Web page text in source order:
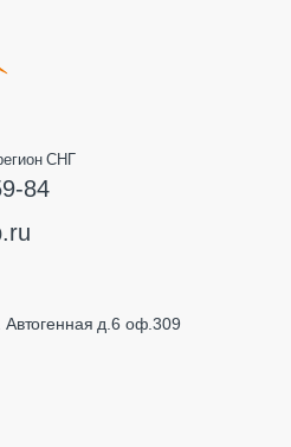
СНГ
84
Автогенная д.6 оф.309